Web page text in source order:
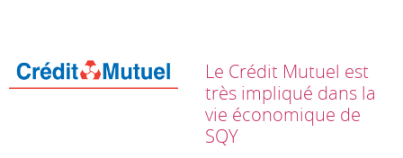
Le Crédit Mutuel est
très impliqué dans la
vie économique de
SQY